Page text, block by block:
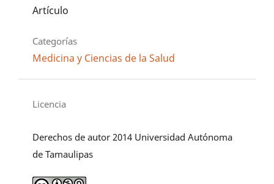
Artículo
Categorías
Medicina y Ciencias de la Salud
Licencia
Derechos de autor 2014 Universidad Autónoma
de Tamaulipas